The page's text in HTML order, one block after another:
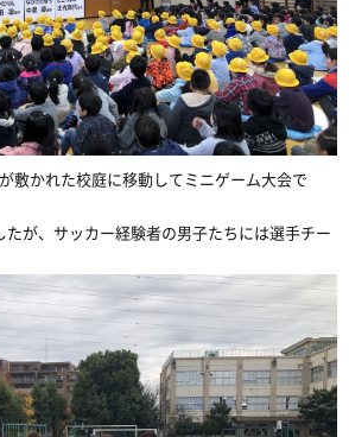
敷かれた校庭に移動してミニゲーム大会で
が、サッカー経験者の男子たちには選手チー